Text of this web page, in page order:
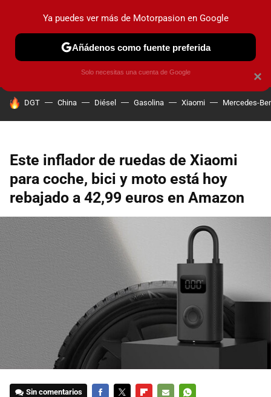
PRUEBAS COCHES ELÉCTRICOS OBSERVATORIO
HOY SE HABLA DE
DGT China Diésel Gasolina Xiaomi Mercedes-
Este inflador de ruedas de Xiaomi
para coche, bici y moto está hoy
rebajado a 42,99 euros en Amazon
Sin comentarios
×
Ya puedes ver más de Motorpasion en Google
Añádenos como fuente preferida
Solo necesitas una cuenta de Google